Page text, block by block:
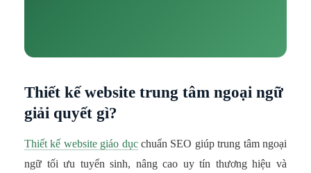
Thiết kế website trung tâm ngoại ngữ
giải quyết gì?
Thiết kế website giáo dụcchuẩn SEO giúp trung tâm ngoại
ngữ tối ưu tuyển sinh, nâng cao uy tín thương hiệu và